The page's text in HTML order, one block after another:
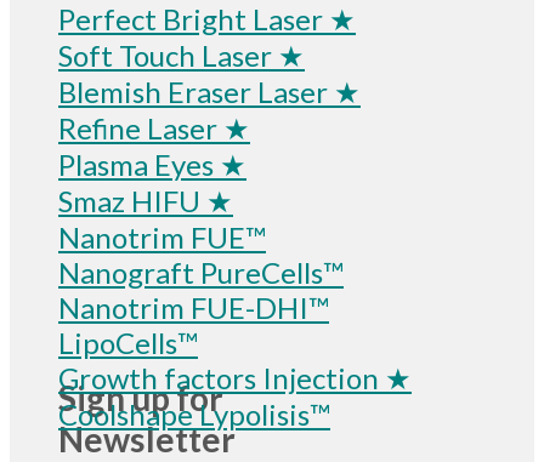
Sign up for
Newsletter
Perfect Bright Laser ★
Soft Touch Laser ★
Blemish Eraser Laser ★
Refine Laser ★
Plasma Eyes ★
Smaz HIFU ★
Nanotrim FUE™
Nanograft PureCells™
Nanotrim FUE-DHI™
LipoCells™
Growth factors Injection ★
Coolshape Lypolisis™